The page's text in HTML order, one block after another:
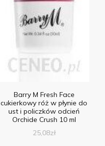
Barry M Fresh Face
cukierkowy róż w płynie do
ust i policzków odcień
Orchide Crush 10 ml
25,08zł